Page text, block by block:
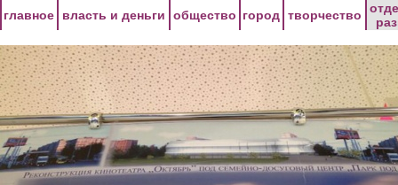
главное власть и деньги общество город творчество